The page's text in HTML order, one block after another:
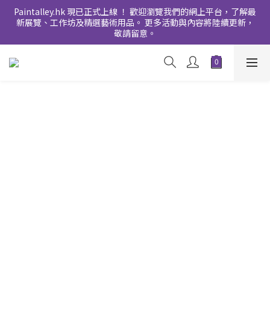
Paintalley.hk 現已正式上線 ！ 歡迎瀏覽我們的網上平台，了解最
新展覽、工作坊及精選藝術用品。 更多活動與內容將陸續更新，
敬請留意。